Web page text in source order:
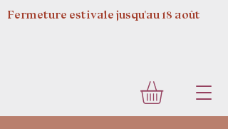
Fermeture estivale jusqu'au 18 août